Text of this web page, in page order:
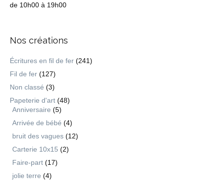
de 10h00 à 19h00
Nos créations
Écritures en fil de fer (241)
Fil de fer (127)
Non classé (3)
Papeterie d'art (48)
Anniversaire (5)
Arrivée de bébé (4)
bruit des vagues (12)
Carterie 10x15 (2)
Faire-part (17)
jolie terre (4)